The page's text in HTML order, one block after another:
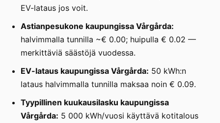
EV-lataus jos voit.
Astianpesukone kaupungissa Vårgårda:
halvimmalla tunnilla ~€ 0.00; huipulla € 0.02 —
merkittäviä säästöjä vuodessa.
EV-lataus kaupungissa Vårgårda: 50 kWh:n
lataus halvimmalla tunnilla maksaa noin € 0.09.
Tyypillinen kuukausilasku kaupungissa
Vårgårda: 5 000 kWh/vuosi käyttävä kotitalous